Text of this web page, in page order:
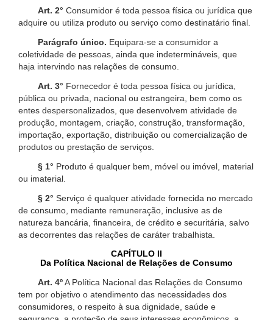
Art. 2° Consumidor é toda pessoa física ou jurídica que
adquire ou utiliza produto ou serviço como destinatário final.
Parágrafo único. Equipara-se a consumidor a
coletividade de pessoas, ainda que indetermináveis, que
haja intervindo nas relações de consumo.
Art. 3° Fornecedor é toda pessoa física ou jurídica,
pública ou privada, nacional ou estrangeira, bem como os
entes despersonalizados, que desenvolvem atividade de
produção, montagem, criação, construção, transformação,
importação, exportação, distribuição ou comercialização de
produtos ou prestação de serviços.
§ 1° Produto é qualquer bem, móvel ou imóvel, material
ou imaterial.
§ 2° Serviço é qualquer atividade fornecida no mercado
de consumo, mediante remuneração, inclusive as de
natureza bancária, financeira, de crédito e securitária, salvo
as decorrentes das relações de caráter trabalhista.
CAPÍTULO II
Da Política Nacional de Relações de Consumo
Art. 4ºA Política Nacional das Relações de Consumo
tem por objetivo o atendimento das necessidades dos
consumidores, o respeito à sua dignidade, saúde e